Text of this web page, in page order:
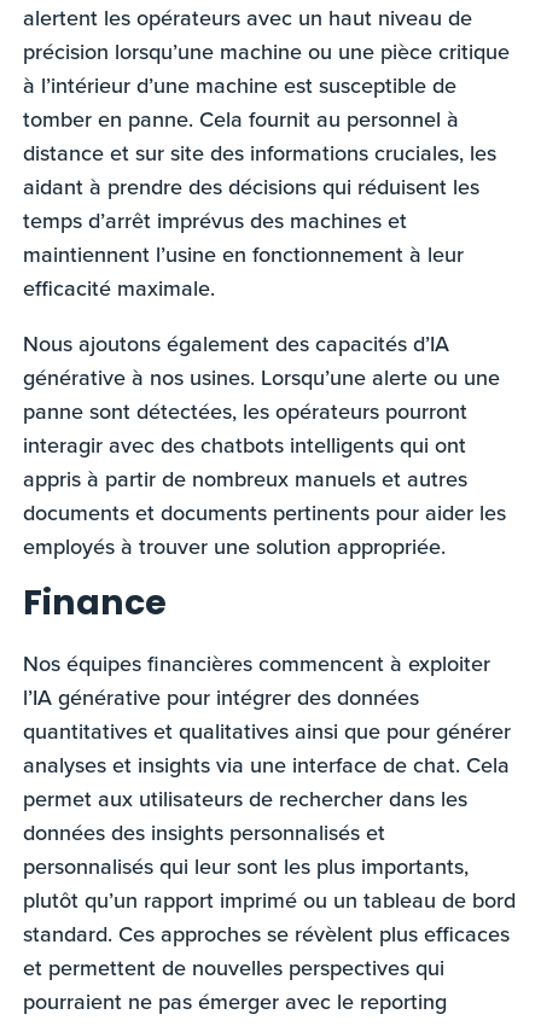
alertent les opérateurs avec un haut niveau de
précision lorsqu’une machine ou une pièce critique
à l’intérieur d’une machine est susceptible de
tomber en panne. Cela fournit au personnel à
distance et sur site des informations cruciales, les
aidant à prendre des décisions qui réduisent les
temps d’arrêt imprévus des machines et
maintiennent l’usine en fonctionnement à leur
efficacité maximale.
Nous ajoutons également des capacités d’IA
générative à nos usines. Lorsqu’une alerte ou une
panne sont détectées, les opérateurs pourront
interagir avec des chatbots intelligents qui ont
appris à partir de nombreux manuels et autres
documents et documents pertinents pour aider les
employés à trouver une solution appropriée.
Finance
Nos équipes financières commencent à exploiter
l’IA générative pour intégrer des données
quantitatives et qualitatives ainsi que pour générer
analyses et insights via une interface de chat. Cela
permet aux utilisateurs de rechercher dans les
données des insights personnalisés et
personnalisés qui leur sont les plus importants,
plutôt qu’un rapport imprimé ou un tableau de bord
standard. Ces approches se révèlent plus efficaces
et permettent de nouvelles perspectives qui
pourraient ne pas émerger avec le reporting